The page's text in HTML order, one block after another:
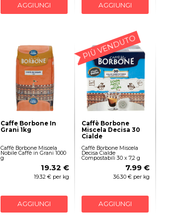
AGGIUNGI AGGIUNGI
Caffe Borbone In
Grani 1kg
Caffè Borbone Miscela
Nobile Caffè in Grani 1000
g
19.32 €
19.32 € per kg
AGGIUNGI
PIÙ VENDUTO
Caffè Borbone
Miscela Decisa 30
Cialde
Caffè Borbone Miscela
Decisa Cialde
Compostabili 30 x 7,2 g
7.99 €
36.30 € per kg
AGGIUNGI